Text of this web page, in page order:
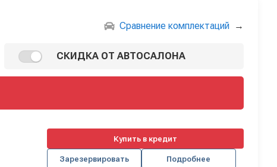
Сравнение комплектаций →
СКИДКА ОТ АВТОСАЛОНА
Купить в кредит
Зарезервировать Подробнее